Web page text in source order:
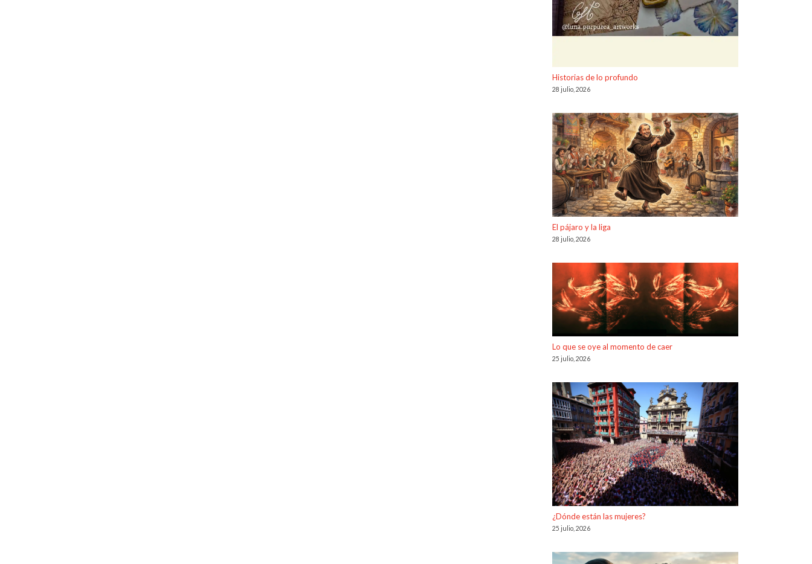
Historias de lo profundo
28 julio, 2026
El pájaro y la liga
28 julio, 2026
Lo que se oye al momento de caer
25 julio, 2026
¿Dónde están las mujeres?
25 julio, 2026